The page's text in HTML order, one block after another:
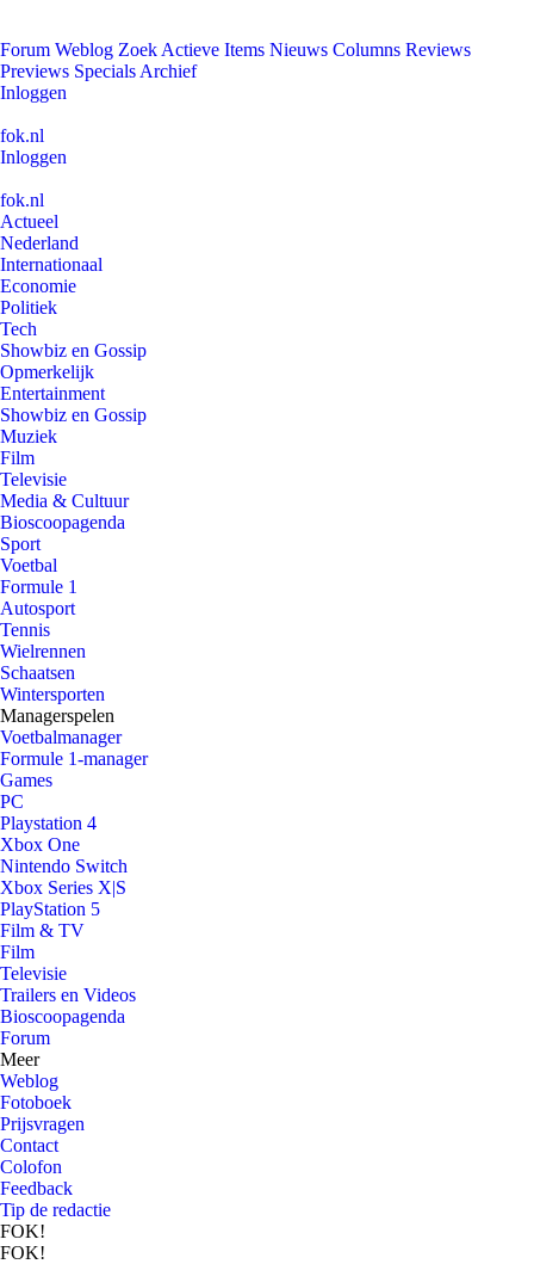
Forum Weblog Zoek Actieve Items Nieuws Columns Reviews
Previews Specials Archief
Inloggen
fok.nl
Inloggen
fok.nl
Actueel
Nederland
Internationaal
Economie
Politiek
Tech
Showbiz en Gossip
Opmerkelijk
Entertainment
Showbiz en Gossip
Muziek
Film
Televisie
Media & Cultuur
Bioscoopagenda
Sport
Voetbal
Formule 1
Autosport
Tennis
Wielrennen
Schaatsen
Wintersporten
Managerspelen
Voetbalmanager
Formule 1-manager
Games
PC
Playstation 4
Xbox One
Nintendo Switch
Xbox Series X|S
PlayStation 5
Film & TV
Film
Televisie
Trailers en Videos
Bioscoopagenda
Forum
Meer
Weblog
Fotoboek
Prijsvragen
Contact
Colofon
Feedback
Tip de redactie
FOK!
FOK!